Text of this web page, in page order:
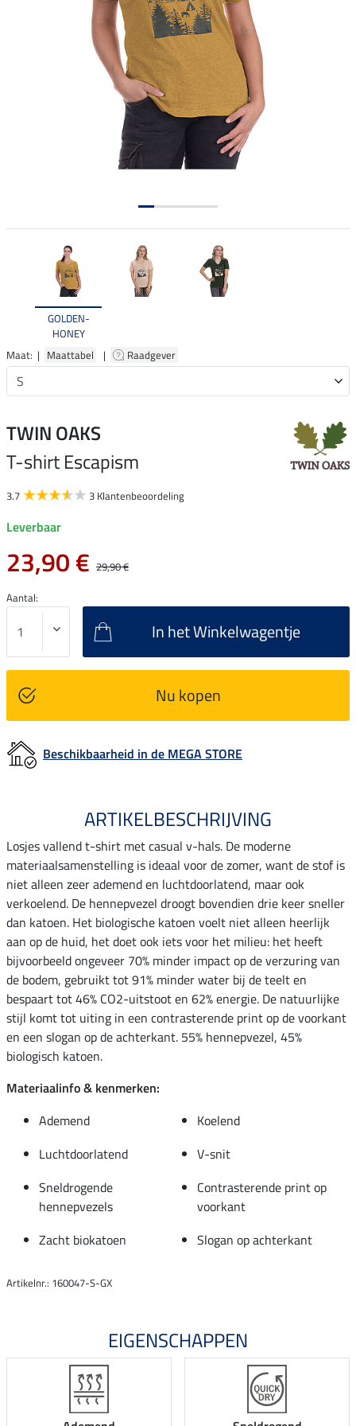
GOLDEN-
HONEY
Maat: | Maattabel | Raadgever
TWIN OAKS
T-shirt Escapism
3.7 3 Klantenbeoordeling
Leverbaar
23,90 € 29,90 €
Aantal:
In het Winkelwagentje
Nu kopen
Beschikbaarheid in de MEGA STORE
ARTIKELBESCHRIJVING
Losjes vallend t-shirt met casual v-hals. De moderne
materiaalsamenstelling is ideaal voor de zomer, want de stof is
niet alleen zeer ademend en luchtdoorlatend, maar ook
verkoelend. De hennepvezel droogt bovendien drie keer sneller
dan katoen. Het biologische katoen voelt niet alleen heerlijk
aan op de huid, het doet ook iets voor het milieu: het heeft
bijvoorbeeld ongeveer 70% minder impact op de verzuring van
de bodem, gebruikt tot 91% minder water bij de teelt en
bespaart tot 46% CO2-uitstoot en 62% energie. De natuurlijke
stijl komt tot uiting in een contrasterende print op de voorkant
en een slogan op de achterkant. 55% hennepvezel, 45%
biologisch katoen.
Materiaalinfo & kenmerken:
Ademend
Koelend
Luchtdoorlatend
V-snit
Sneldrogende
hennepvezels
Contrasterende print op
voorkant
Zacht biokatoen
Slogan op achterkant
Artikelnr.: 160047-S-GX
EIGENSCHAPPEN